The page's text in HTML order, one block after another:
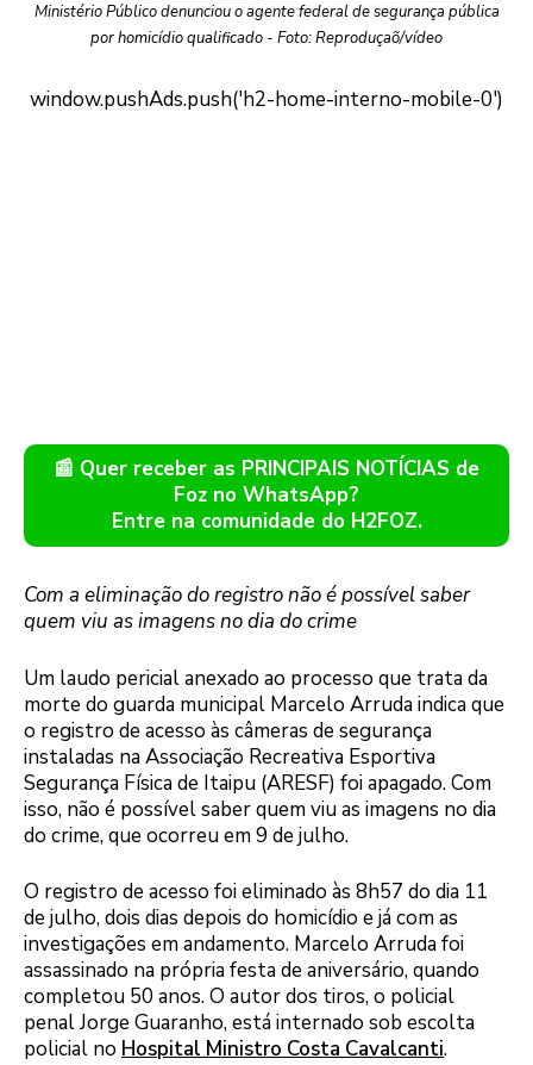
Ministério Público denunciou o agente federal de segurança pública
por homicídio qualificado - Foto: Reproduçaõ/vídeo
📰 Quer receber as PRINCIPAIS NOTÍCIAS de
Foz no WhatsApp?
Entre na comunidade do H2FOZ.
Com a eliminação do registro não é possível saber
quem viu as imagens no dia do crime
Um laudo pericial anexado ao processo que trata da
morte do guarda municipal Marcelo Arruda indica que
o registro de acesso às câmeras de segurança
instaladas na Associação Recreativa Esportiva
Segurança Física de Itaipu (ARESF) foi apagado. Com
isso, não é possível saber quem viu as imagens no dia
do crime, que ocorreu em 9 de julho.
O registro de acesso foi eliminado às 8h57 do dia 11
de julho, dois dias depois do homicídio e já com as
investigações em andamento. Marcelo Arruda foi
assassinado na própria festa de aniversário, quando
completou 50 anos. O autor dos tiros, o policial
penal Jorge Guaranho, está internado sob escolta
policial no Hospital Ministro Costa Cavalcanti.